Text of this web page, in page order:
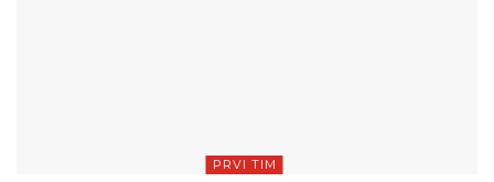
PRVI TIM